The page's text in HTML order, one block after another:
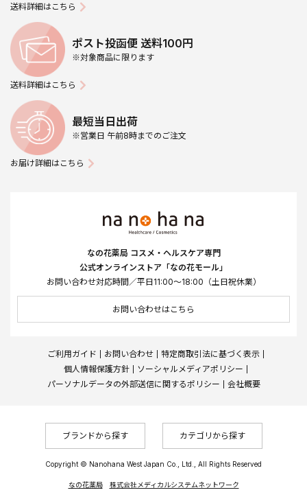
送料詳細はこちら
ポスト投函便 送料100円
※対象商品に限ります
送料詳細はこちら
最短当日出荷
※営業日 午前8時までのご注文
お届け詳細はこちら
なの花薬局 コスメ・ヘルスケア専門
公式オンラインストア「なの花モール」
お問い合わせ対応時間／平日11:00～18:00（土日祝休業）
お問い合わせはこちら
ご利用ガイド お問い合わせ
特定商取引法に基づく表示
個人情報保護方針
ソーシャルメディアポリシー
パーソナルデータの外部送信に関するポリシー
会社概要
ブランドから探す カテゴリから探す
Copyright © Nanohana West Japan Co., Ltd., All Rights Reserved
なの花薬局 株式会社メディカルシステムネットワーク